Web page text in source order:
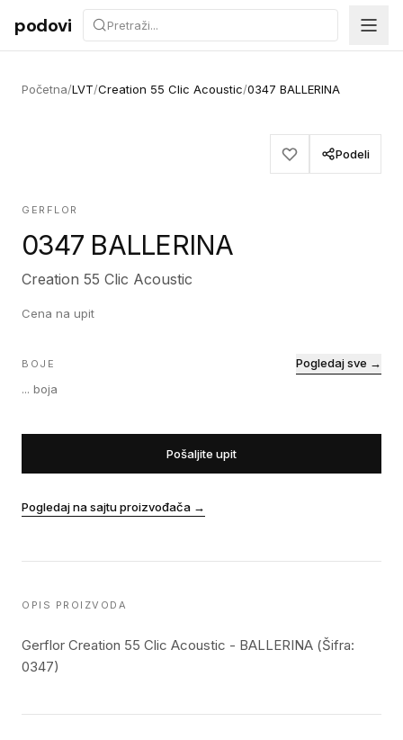
Preskoči na sadržaj
podovi
Početna/LVT/Creation 55 Clic Acoustic/0347 BALLERINA
Podeli
GERFLOR
0347 BALLERINA
Creation 55 Clic Acoustic
Cena na upit
BOJE
... boja
Pogledaj sve →
Pošaljite upit
Pogledaj na sajtu proizvođača →
OPIS PROIZVODA
Gerflor Creation 55 Clic Acoustic - BALLERINA (Šifra:
0347)